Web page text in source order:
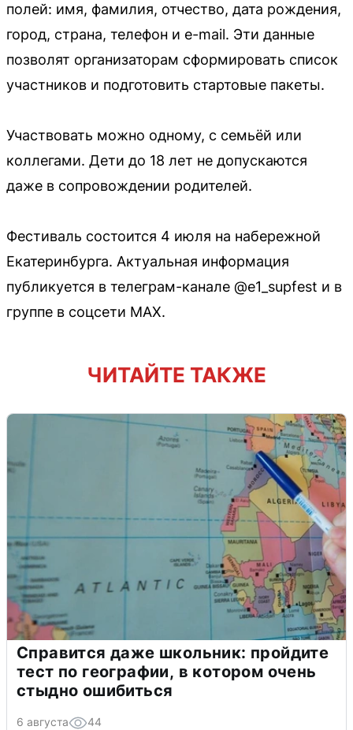
полей: имя, фамилия, отчество, дата рождения,
город, страна, телефон и e-mail. Эти данные
позволят организаторам сформировать список
участников и подготовить стартовые пакеты.
Участвовать можно одному, с семьёй или
коллегами. Дети до 18 лет не допускаются
даже в сопровождении родителей.
Фестиваль состоится 4 июля на набережной
Екатеринбурга. Актуальная информация
публикуется в телеграм-канале @e1_supfest и в
группе в соцсети МАХ.
ЧИТАЙТЕ ТАКЖЕ
Справится даже школьник: пройдите
тест по географии, в котором очень
стыдно ошибиться
6 августа 44